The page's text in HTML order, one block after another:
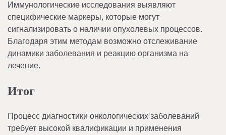
Иммунологические исследования выявляют
специфические маркеры, которые могут
сигнализировать о наличии опухолевых процессов.
Благодаря этим методам возможно отслеживание
динамики заболевания и реакцию организма на
лечение.
Итог
Процесс диагностики онкологических заболеваний
требует высокой квалификации и применения